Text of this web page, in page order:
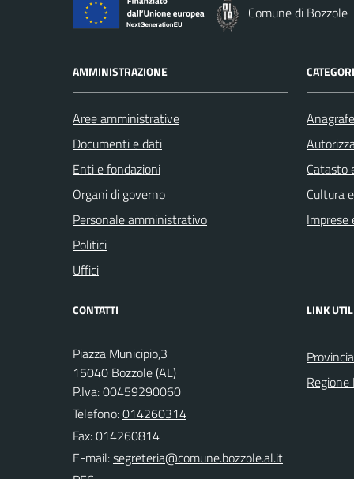
Comune di Bozzole
AMMINISTRAZIONE
Aree amministrative
Documenti e dati
Enti e fondazioni
Organi di governo
Personale amministrativo
Politici
Uffici
Catasto
Cultura
Imprese
CONTATTI
Piazza Municipio,3
15040 Bozzole (AL)
P.Iva: 00459290060
Telefono:014260314
Fax: 014260814
E-mail:
LINK